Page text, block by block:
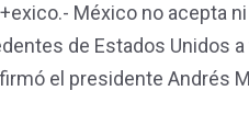
México no acepta
de Estados Unidos
el presidente Andrés